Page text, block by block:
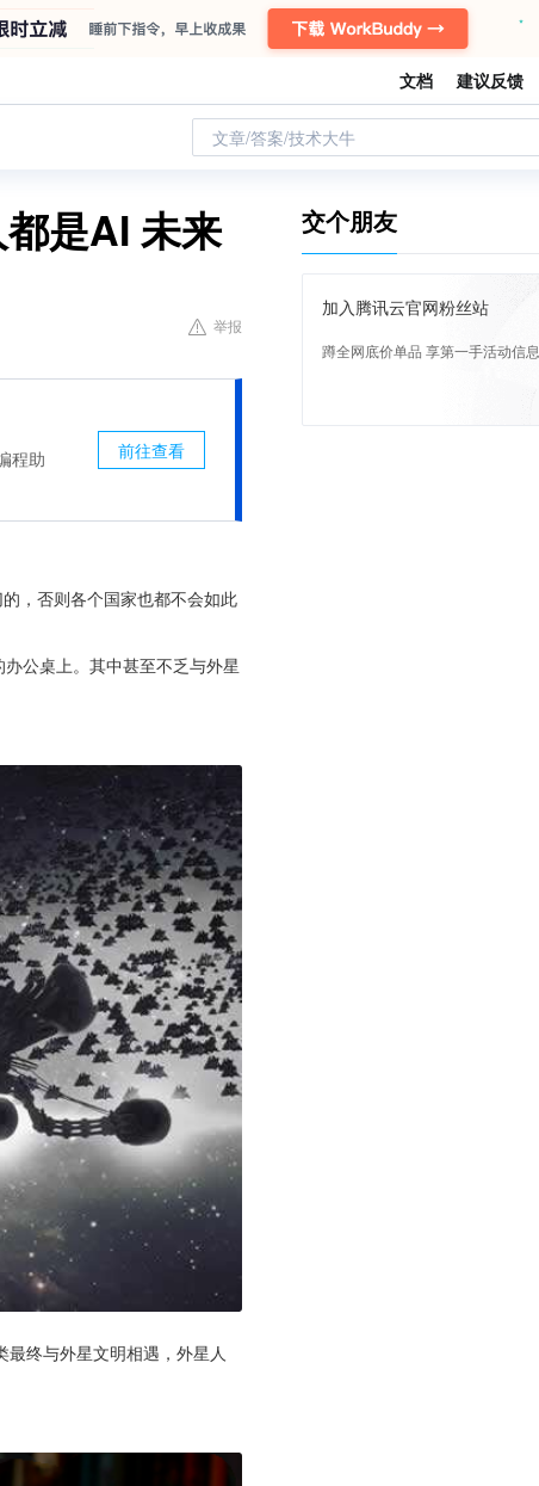
文档 建议反馈
文章/答案/技术大牛
是AI 未来
举报
程助
前往查看
，否则各个国家也都不会如此
公桌上。其中甚至不乏与外星
终与外星文明相遇，外星人
交个朋友
加入腾讯云官网粉丝站
蹲全网底价单品 享第一手活动信息